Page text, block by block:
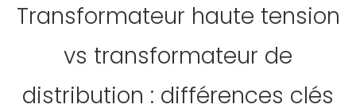
Transformateur haute tension
vs transformateur de
distribution : différences clés